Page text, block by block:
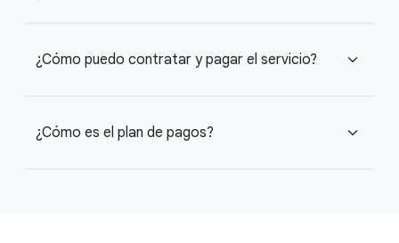
¿Cómo puedo contratar y pagar el servicio? expand_more
¿Cómo es el plan de pagos? expand_more